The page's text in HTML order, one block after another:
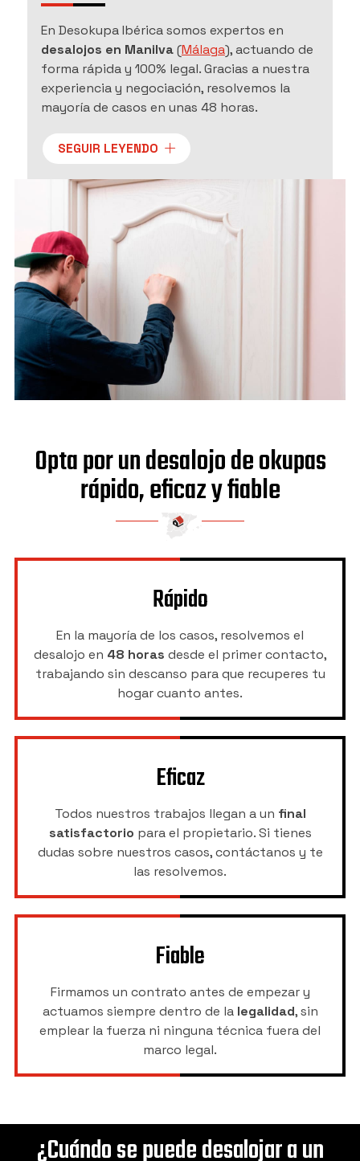
En Desokupa Ibérica somos expertos en
desalojos en Manilva(Málaga), actuando de
forma rápida y 100% legal. Gracias a nuestra
experiencia y negociación, resolvemos la
mayoría de casos en unas 48 horas.
Nuestro objetivo es que recuperes tu
vivienda lo antes posible, con la garantía de
un servicio eficaz y profesional. No dudes en
confiar en nosotros.
SEGUIR LEYENDO
Opta por un desalojo de okupas
rápido, eficaz y fiable
Rápido
En la mayoría de los casos, resolvemos el
desalojo en 48 horas desde el primer contacto,
trabajando sin descanso para que recuperes tu
hogar cuanto antes.
Eficaz
Todos nuestros trabajos llegan a un final
satisfactorio para el propietario. Si tienes
dudas sobre nuestros casos, contáctanos y te
las resolvemos.
Fiable
Firmamos un contrato antes de empezar y
actuamos siempre dentro de la legalidad, sin
emplear la fuerza ni ninguna técnica fuera del
marco legal.
¿Cuándo se puede desalojar a un